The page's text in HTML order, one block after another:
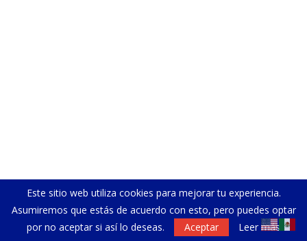
Este sitio web utiliza cookies para mejorar tu experiencia.
Asumiremos que estás de acuerdo con esto, pero puedes optar
por no aceptar si así lo deseas.
Aceptar Leer más